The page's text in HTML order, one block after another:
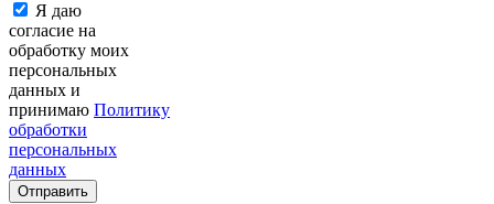
Я даю
согласие на
обработку моих
персональных
данных и
принимаю Политику
обработки
персональных
данных
Отправить